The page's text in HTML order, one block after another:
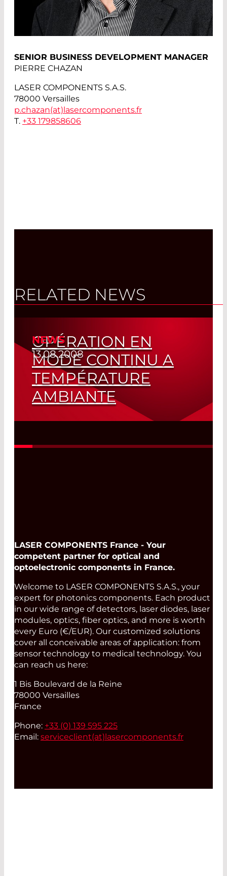
SENIOR BUSINESS DEVELOPMENT MANAGER
PIERRE CHAZAN
LASER COMPONENTS S.A.S.
78000 Versailles
p.chazan(at) lasercomponents.fr
T. +33 179858606
RELATED NEWS
NEWS
13.08.2008
OPÉRATION EN
MODE CONTINU A
TEMPÉRATURE
AMBIANTE
Laser à Cascades Quantiques de 5 à 10
LASER COMPONENTS France - Your
competent partner for optical and
optoelectronic components in France.
Welcome to LASER COMPONENTS S.A.S., your
expert for photonics components. Each product
in our wide range of detectors, laser diodes, laser
modules, optics, fiber optics, and more is worth
every Euro (€/EUR). Our customized solutions
cover all conceivable areas of application: from
sensor technology to medical technology. You
can reach us here:
1 Bis Boulevard de la Reine
78000 Versailles
France
Phone: +33 (0) 139 595 225
Email: serviceclient(at) lasercomponents.fr